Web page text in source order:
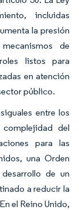
incluidas
la presión
de
listos para
en atención
público.
entre los
del
para las
una Orden
de un
a reducir la
el Reino Unido,